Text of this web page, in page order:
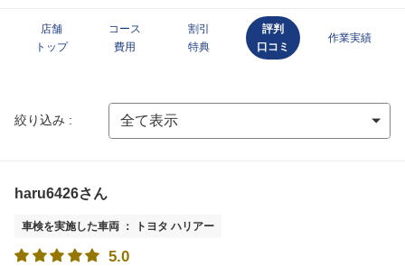
店舗
トップ
コース
費用
割引
特典
評判
口コミ
作業実績
絞り込み :
haru6426さん
車検を実施した車両 ： トヨタ ハリアー
5.0